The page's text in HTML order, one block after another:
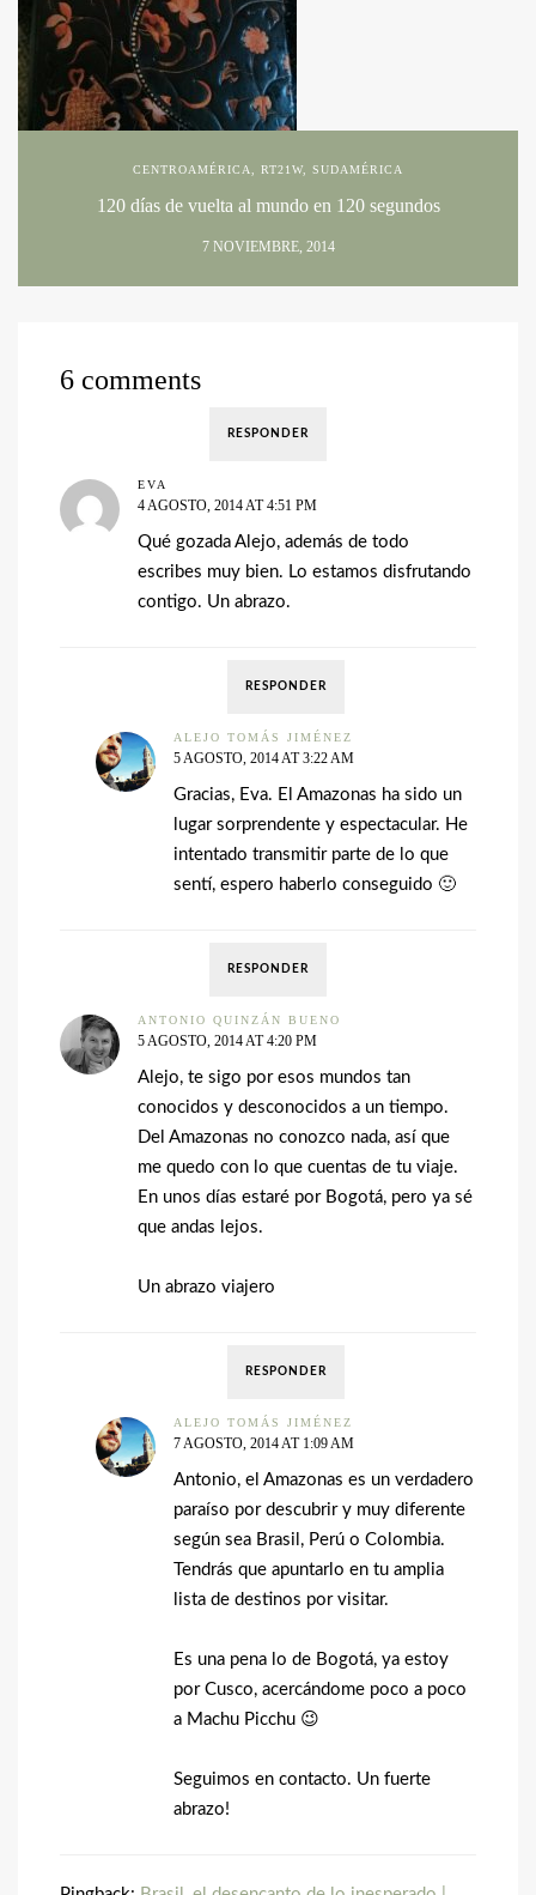
CENTROAMÉRICA RT21W SUDAMÉRICA
120 días de vuelta al mundo en 120 segundos
7 NOVIEMBRE, 2014
6 comments
RESPONDER
EVA
4 AGOSTO, 2014 AT 4:51 PM
Qué gozada Alejo, además de todo
escribes muy bien. Lo estamos disfrutando
contigo. Un abrazo.
RESPONDER
ALEJO TOMÁS JIMÉNEZ
5 AGOSTO, 2014 AT 3:22 AM
Gracias, Eva. El Amazonas ha sido un
lugar sorprendente y espectacular. He
intentado transmitir parte de lo que
sentí, espero haberlo conseguido 🙂
RESPONDER
ANTONIO QUINZÁN BUENO
5 AGOSTO, 2014 AT 4:20 PM
Alejo, te sigo por esos mundos tan
conocidos y desconocidos a un tiempo.
Del Amazonas no conozco nada, así que
me quedo con lo que cuentas de tu viaje.
En unos días estaré por Bogotá, pero ya sé
que andas lejos.
Un abrazo viajero
RESPONDER
ALEJO TOMÁS JIMÉNEZ
7 AGOSTO, 2014 AT 1:09 AM
Antonio, el Amazonas es un verdadero
paraíso por descubrir y muy diferente
según sea Brasil, Perú o Colombia.
Tendrás que apuntarlo en tu amplia
lista de destinos por visitar.
Es una pena lo de Bogotá, ya estoy
por Cusco, acercándome poco a poco
a Machu Picchu 😉
Seguimos en contacto. Un fuerte
abrazo!